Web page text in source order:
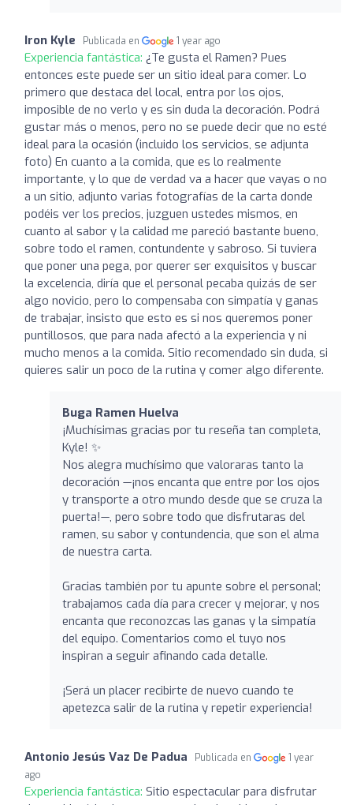
Iron Kyle Publicada en 1 year ago
Experiencia fantástica: ¿Te gusta el Ramen? Pues
entonces este puede ser un sitio ideal para comer. Lo
primero que destaca del local, entra por los ojos,
imposible de no verlo y es sin duda la decoración. Podrá
gustar más o menos, pero no se puede decir que no esté
ideal para la ocasión (incluido los servicios, se adjunta
foto) En cuanto a la comida, que es lo realmente
importante, y lo que de verdad va a hacer que vayas o no
a un sitio, adjunto varias fotografías de la carta donde
podéis ver los precios, juzguen ustedes mismos, en
cuanto al sabor y la calidad me pareció bastante bueno,
sobre todo el ramen, contundente y sabroso. Si tuviera
que poner una pega, por querer ser exquisitos y buscar
la excelencia, diría que el personal pecaba quizás de ser
algo novicio, pero lo compensaba con simpatía y ganas
de trabajar, insisto que esto es si nos queremos poner
puntillosos, que para nada afectó a la experiencia y ni
mucho menos a la comida. Sitio recomendado sin duda, si
quieres salir un poco de la rutina y comer algo diferente.
Buga Ramen Huelva
¡Muchísimas gracias por tu reseña tan completa,
Kyle! ✨
Nos alegra muchísimo que valoraras tanto la
decoración —¡nos encanta que entre por los ojos
y transporte a otro mundo desde que se cruza la
puerta!—, pero sobre todo que disfrutaras del
ramen, su sabor y contundencia, que son el alma
de nuestra carta.
Gracias también por tu apunte sobre el personal;
trabajamos cada día para crecer y mejorar, y nos
encanta que reconozcas las ganas y la simpatía
del equipo. Comentarios como el tuyo nos
inspiran a seguir afinando cada detalle.
¡Será un placer recibirte de nuevo cuando te
apetezca salir de la rutina y repetir experiencia!
Antonio Jesús Vaz De Padua Publicada en
1 year
ago
Experiencia fantástica: Sitio espectacular para disfrutar